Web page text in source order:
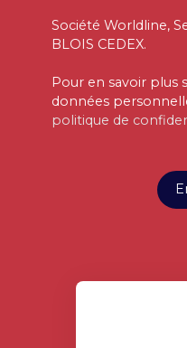
Société Worldline,
BLOIS CEDEX.
Pour en savoir plus
données
politique de